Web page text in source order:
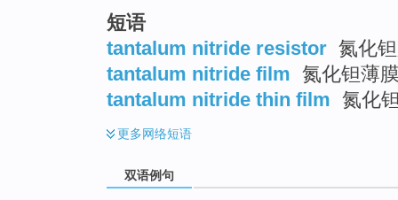
短语
tantalum nitride resistor 氮化
tantalum nitride film 氮化钽薄
tantalum nitride thin film 氮化
更多网络短语
双语例句